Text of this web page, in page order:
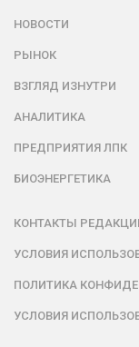
НОВОСТИ
РЫНОК
ВЗГЛЯД ИЗНУТРИ
АНАЛИТИКА
ПРЕДПРИЯТИЯ ЛПК
БИОЭНЕРГЕТИКА
КОНТАКТЫ
УСЛОВИЯ
ПОЛИТИКА
УСЛОВИЯ